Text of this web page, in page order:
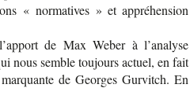
« nor­ma­tives » et appré­hen­sion
de Max Weber à l’ana­lyse
nous semble tou­jours actuel, en fait
de Georges Gur­vitch. En